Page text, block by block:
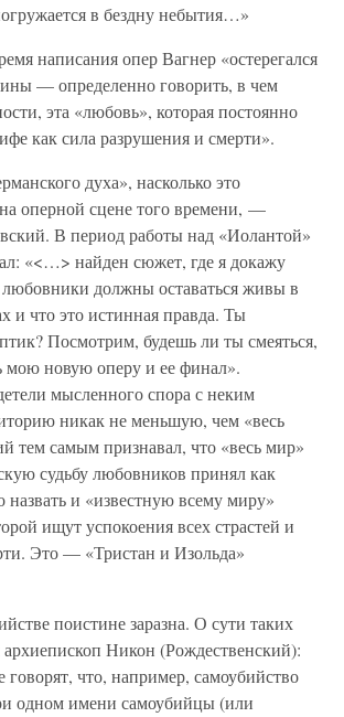
в бездну небытия…»
написания опер Вагнер «остерегался
— определенно говорить, в чем
эта «любовь», которая постоянно
как сила разрушения и смерти».
духа», насколько это
оперной сцене того времени, —
В период работы над «Иолантой»
«<…> найден сюжет, где я докажу
должны оставаться живы в
и что это истинная правда. Ты
Посмотрим, будешь ли ты смеяться,
новую оперу и ее финал».
мысленного спора с неким
никак не меньшую, чем «весь
тем самым признавал, что «весь мир»
судьбу любовников принял как
и «известную всему миру»
ищут успокоения всех страстей и
Это — «Тристан и Изольда»
поистине заразна. О сути таких
Никон (Рождественский):
что, например, самоубийство
одном имени самоубийцы (или